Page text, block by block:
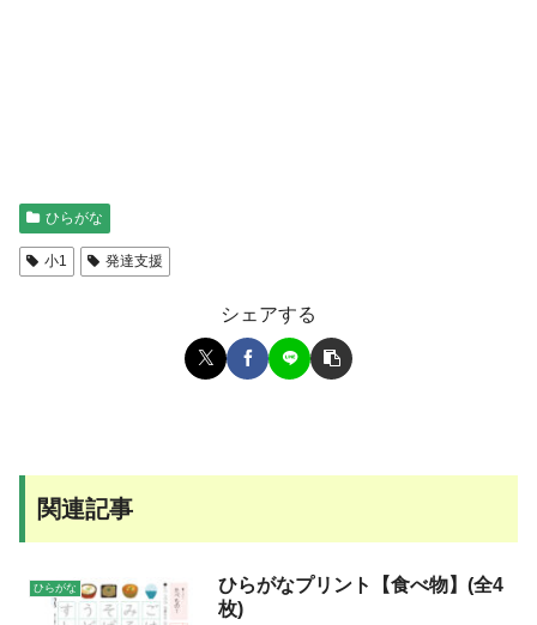
ひらがな
小1 発達支援
シェアする
関連記事
ひらがな
ひらがなプリント【食べ物】(全4
枚)